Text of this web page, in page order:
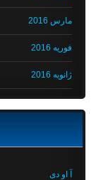
مارس 2016
فوریه 2016
ژانویه 2016
آ او دی